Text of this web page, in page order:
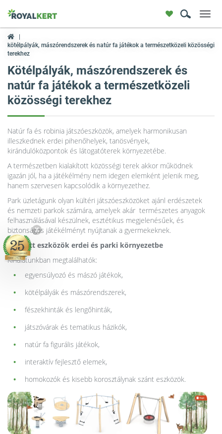
kötélpályák, mászórendszerek és natúr fa játékok a természetközeli közösségi
terekhez
Kötélpályák, mászórendszerek és
natúr fa játékok a természetközeli
közösségi terekhez
Natúr fa és robinia játszóeszközök, amelyek harmonikusan
illeszkednek erdei pihenőhelyek, tanösvények,
kirándulóközpontok és látogatóterek környezetébe.
A természetben kialakított közösségi terek akkor működnek
igazán jól, ha a játékélmény nem idegen elemként jelenik meg,
hanem szervesen kapcsolódik a környezethez.
Park üzletágunk olyan kültéri játszóeszközöket ajánl erdészetek
és nemzeti parkok számára, amelyek akár természetes anyagok
felhasználásával készülnek, esztétikus megjelenésűek, és
biztonságos játékélményt nyújtanak a gyermekeknek.
Ajánlott eszközök erdei és parki környezetbe
Kínálatunkban megtalálhatók:
egyensúlyozó és mászó játékok,
kötélpályák és mászórendszerek,
fészekhinták és lengőhinták,
játszóvárak és tematikus házikók,
natúr fa figurális játékok,
interaktív fejlesztő elemek,
homokozók és kisebb korosztálynak szánt eszközök.
X